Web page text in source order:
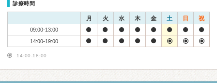
診療時間
月 火 水 木 金 土 日 祝
09:00-13:00
14:00-19:00
14:00-18:00